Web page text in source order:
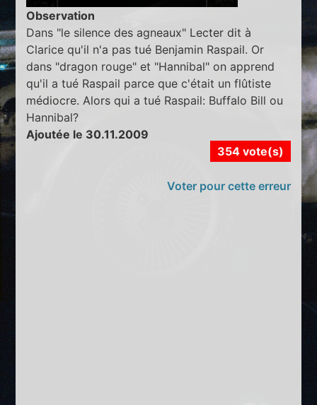
Observation
Dans "le silence des agneaux" Lecter dit à
Clarice qu'il n'a pas tué Benjamin Raspail. Or
dans "dragon rouge" et "Hannibal" on apprend
qu'il a tué Raspail parce que c'était un flûtiste
médiocre. Alors qui a tué Raspail: Buffalo Bill ou
Hannibal?
Ajoutée le 30.11.2009
354 vote(s)
Voter pour cette erreur